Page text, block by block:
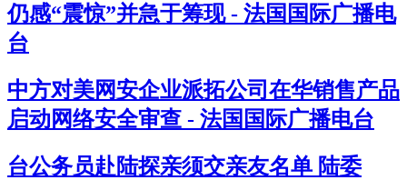
仍感“震惊”并急于筹现 - 法国国际广播电
台
中方对美网安企业派拓公司在华销售产品
启动网络安全审查 - 法国国际广播电台
台公务员赴陆探亲须交亲友名单 陆委